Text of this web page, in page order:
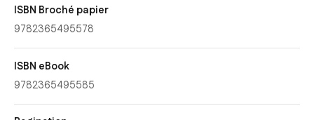
ISBN Broché papier
9782365495578
ISBN eBook
9782365495585